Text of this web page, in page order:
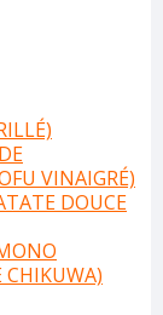
VINAIGRÉ)
DOUCE
CHIKUWA)